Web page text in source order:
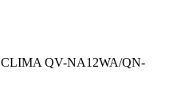
QV-NA12WA/QN-